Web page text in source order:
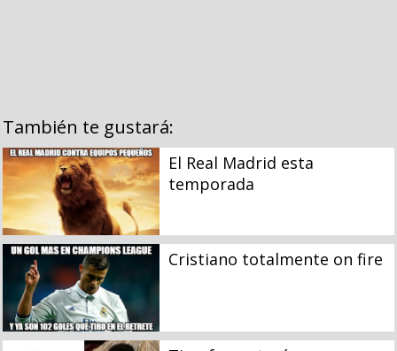
También te gustará:
El Real Madrid esta
temporada
Cristiano totalmente on fire